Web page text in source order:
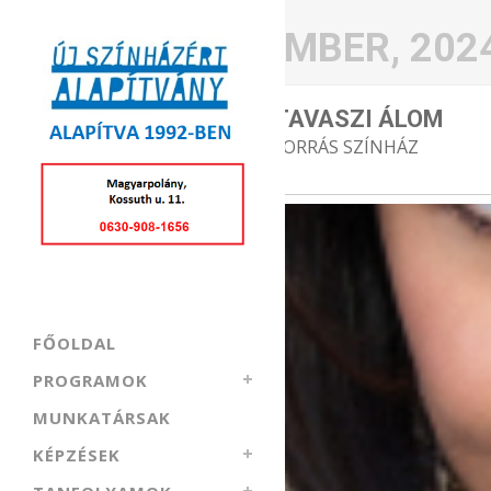
FŐOLDAL
PROGRAMOK
MUNKATÁRSAK
KÉPZÉSEK
DECEMBER,
31
DECEMBER
TAVASZI ÁLOM
FORRÁS SZÍNHÁZ